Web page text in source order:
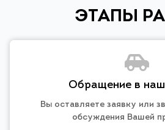
ЭТАПЫ
Обращение в наш
Вы оставляете заявку или
обсуждения Вашей